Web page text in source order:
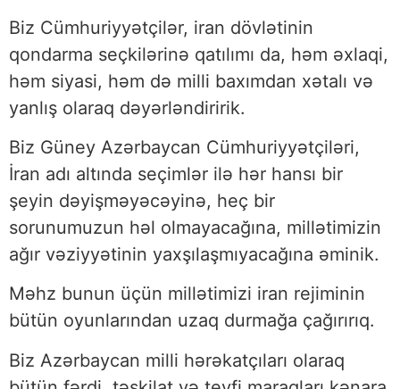
Biz Cümhuriyyətçilər, iran dövlətinin
qondarma seçkilərinə qatılımı da, həm əxlaqi,
həm siyasi, həm də milli baxımdan xətalı və
yanlış olaraq dəyərləndiririk.
Biz Güney Azərbaycan Cümhuriyyətçiləri,
İran adı altında seçimlər ilə hər hansı bir
şeyin dəyişməyəcəyinə, heç bir
sorunumuzun həl olmayacağına, millətimizin
ağır vəziyyətinin yaxşılaşmıyacağına əminik.
Məhz bunun üçün millətimizi iran rejiminin
bütün oyunlarından uzaq durmağa çağırırıq.
Biz Azərbaycan milli hərəkatçıları olaraq